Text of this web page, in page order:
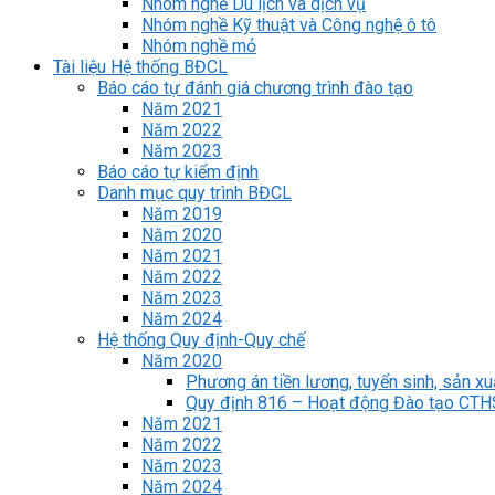
Nhóm nghề Kỹ thuật và Công nghệ ô tô
Nhóm nghề mỏ
Tài liệu Hệ thống BĐCL
Báo cáo tự đánh giá chương trình đào tạo
Năm 2021
Năm 2022
Năm 2023
Báo cáo tự kiểm định
Danh mục quy trình BĐCL
Năm 2019
Năm 2020
Năm 2021
Năm 2022
Năm 2023
Năm 2024
Hệ thống Quy định-Quy chế
Năm 2020
Phương án tiền lương, tuyển sinh, sản
Quy định 816 – Hoạt động Đào tạo
Năm 2021
Năm 2022
Năm 2023
Năm 2024